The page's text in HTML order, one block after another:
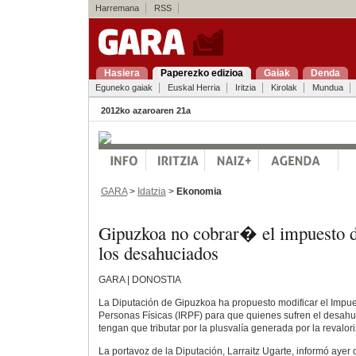
Harremana RSS
Hasiera Paperezko edizioa Gaiak Denda
Eguneko gaiak Euskal Herria Iritzia Kirolak Mundua
2012ko azaroaren 21a
GARA> Idatzia > Ekonomia
Gipuzkoa no cobrar� el impuesto
los desahuciados
GARA | DONOSTIA
La Diputación de Gipuzkoa ha propuesto modificar el
Personas Físicas (IRPF) para que quienes sufren el
tengan que tributar por la plusvalía generada por la
La portavoz de la Diputación, Larraitz Ugarte, informó ayer